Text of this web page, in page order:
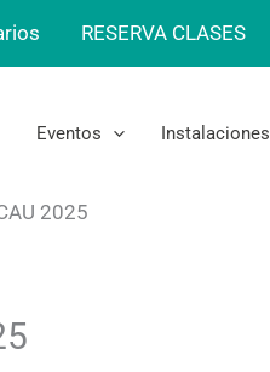
RESERVA CLASES
Eventos Instalaciones
2025